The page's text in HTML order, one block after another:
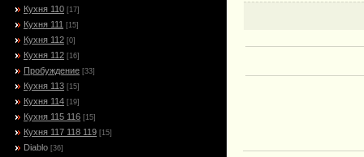
Кухня 110 [17]
Кухня 111 [15]
Кухня 112 [0]
Кухня 112 [16]
Пробуждение [33]
Кухня 113 [15]
Кухня 114 [19]
Кухня 115 116 [15]
Кухня 117 118 119 [15]
Diablo [36]